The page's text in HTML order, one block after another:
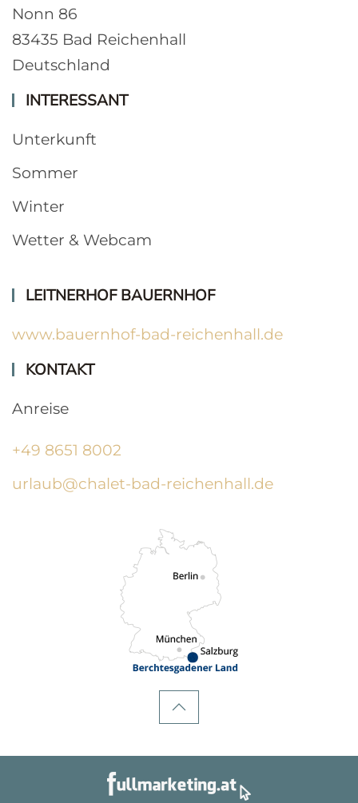
Nonn 86
83435 Bad Reichenhall
Deutschland
INTERESSANT
Unterkunft
Sommer
Winter
Wetter & Webcam
LEITNERHOF BAUERNHOF
www.bauernhof-bad-reichenhall.de
KONTAKT
Anreise
+49 8651 8002
urlaub@chalet-bad-reichenhall.de